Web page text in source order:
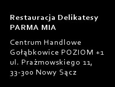
Restauracja Delikatesy
PARMA MIA
Centrum Handlowe
Gołąbkowice POZIOM +1
ul. Prażmowskiego 11,
33-300 Nowy Sącz